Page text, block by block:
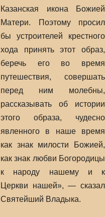
Казанская икона Божией
Матери. Поэтому просил
бы устроителей крестного
хода принять этот образ,
беречь его во время
путешествия, совершать
перед ним молебны,
рассказывать об истории
этого образа, чудесно
явленного в наше время
как знак милости Божией,
как знак любви Богородицы
к народу нашему и к
Церкви нашей», — сказал
Святейший Владыка.